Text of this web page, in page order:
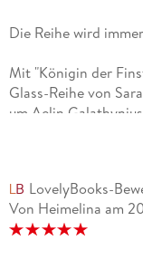
Die Reihe wird
Mit "Königin der
Glass-Reihe von
um Aelin
Mischung aus
Handlung ist von
Kämpfe,
LovelyBooks-
Von Heimelina am